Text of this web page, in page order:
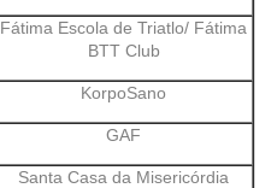
Fátima Escola de Triatlo/ Fátima
BTT Club
KorpoSano
GAF
Santa Casa da Misericórdia